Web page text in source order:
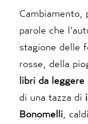
Cambiamento,
parole che
stagione delle
rosse, della
libri da leggere
di una tazza di
Bonomelli ,